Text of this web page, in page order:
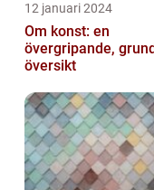
12 januari 2024
Om konst: en
övergripande,
översikt